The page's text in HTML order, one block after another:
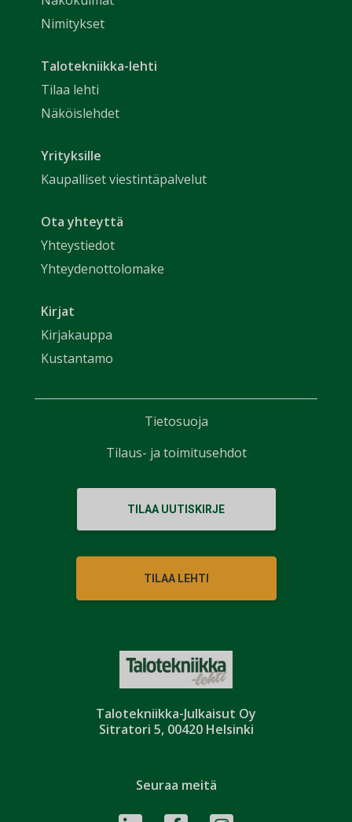
Talotekniikka-Julkaisut Oy
Sitratori 5, 00420 Helsinki
Nimitykset
Talotekniikka-lehti
Tilaa lehti
Näköislehdet
Yrityksille
Kaupalliset viestintäpalvelut
Ota yhteyttä
Yhteystiedot
Yhteydenottolomake
Kirjat
Kirjakauppa
Kustantamo
TILAA UUTISKIRJE
TILAA LEHTI
Seuraa meitä
Tietosuoja
Tilaus- ja toimitusehdot